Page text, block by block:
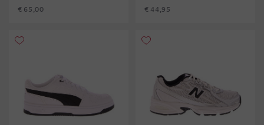
€ 65,00 € 44,95